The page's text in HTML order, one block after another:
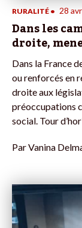
RURALITÉ • 28
Dans les
droite,
Dans la France
ou renforcés en
droite aux
préoccupations
social. Tour
ParVanina